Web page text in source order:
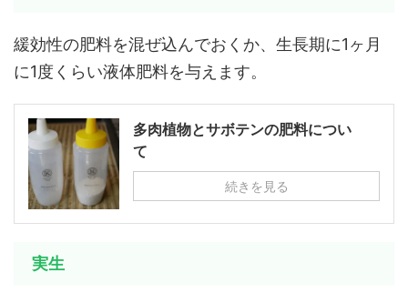
緩効性の肥料を混ぜ込んでおくか、生長期に1ヶ月
に1度くらい液体肥料を与えます。
多肉植物とサボテンの肥料につい
て
続きを見る
実生